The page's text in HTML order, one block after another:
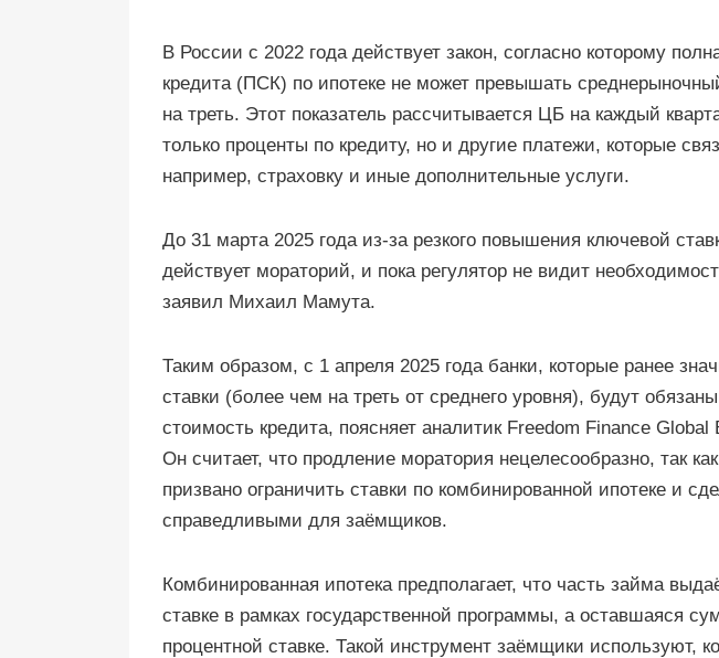
В России с 2022 года действует закон, согласно которому
кредита (ПСК) по ипотеке не может превышать
на треть. Этот показатель рассчитывается ЦБ на каждый
только проценты по кредиту, но и другие платежи, которые
например, страховку и иные дополнительные услуги.
До 31 марта 2025 года из-за резкого повышения ключевой
действует мораторий, и пока регулятор не видит
заявил Михаил Мамута.
Таким образом, с 1 апреля 2025 года банки, которые ранее
ставки (более чем на треть от среднего уровня), будут
стоимость кредита, поясняет аналитик Freedom Finance
Он считает, что продление моратория нецелесообразно, так
призвано ограничить ставки по комбинированной ипотеке и
справедливыми для заёмщиков.
Комбинированная ипотека предполагает, что часть займа
ставке в рамках государственной программы, а оставшаяся
процентной ставке. Такой инструмент заёмщики используют,